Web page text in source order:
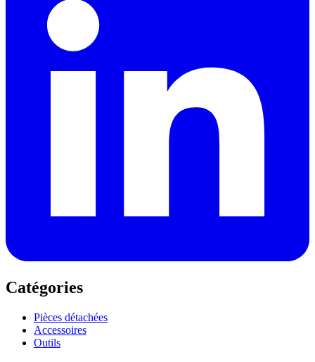
Catégories
Pièces détachées
Accessoires
Outils